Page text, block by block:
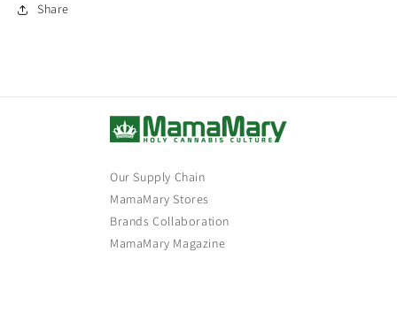
Share
Our Supply Chain
MamaMary Stores
Brands Collaboration
MamaMary Magazine